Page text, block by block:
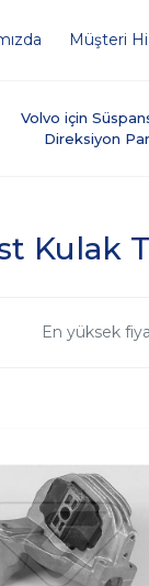
Müşteri
Volvo için
Direksiyon
Kulak
En yüksek